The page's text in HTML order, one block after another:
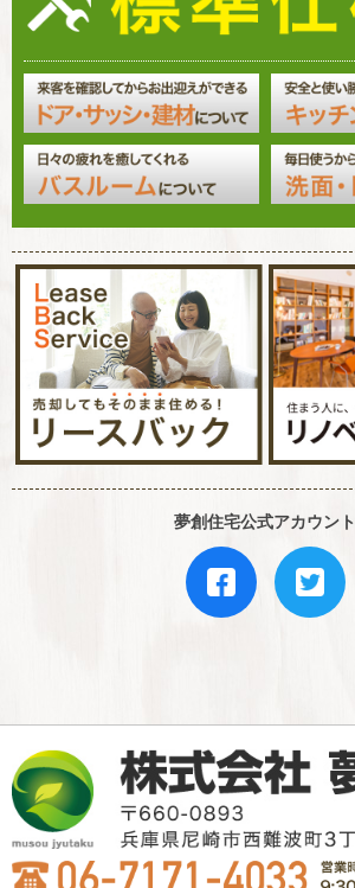
夢創住宅公式アカウント